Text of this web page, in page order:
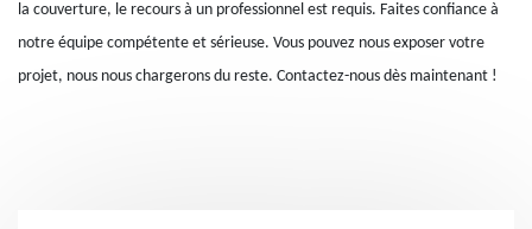
la couverture, le recours à un professionnel est requis. Faites confiance à
notre équipe compétente et sérieuse. Vous pouvez nous exposer votre
projet, nous nous chargerons du reste. Contactez-nous dès maintenant !